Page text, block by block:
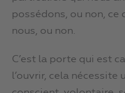
possédons, ou non, ce
nous, ou non.
C’est la porte qui est
l’ouvrir, cela nécessite